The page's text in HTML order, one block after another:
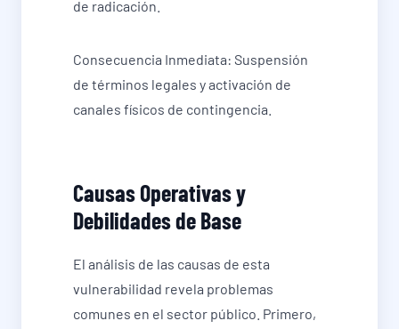
de radicación.
Consecuencia Inmediata: Suspensión
de términos legales y activación de
canales físicos de contingencia.
Causas Operativas y
Debilidades de Base
El análisis de las causas de esta
vulnerabilidad revela problemas
comunes en el sector público. Primero,